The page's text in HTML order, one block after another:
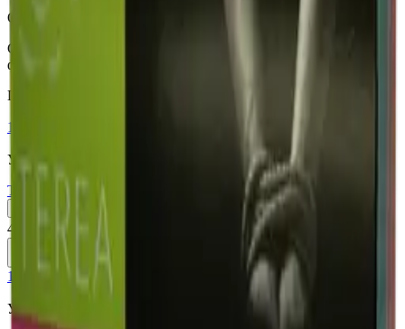
Описание
Стики TEREA Turquoise для IQOS ILUMA — ментол и
фруктовые ноты — Узбекистан.
Похожие товары
18+
Узбекистан (Юж. Корея)
Terea Summer Wave UZB
Пачка
410 ₽
В корзину
18+ Мне исполнилось 18 лет
Узбекистан (Юж. Корея)